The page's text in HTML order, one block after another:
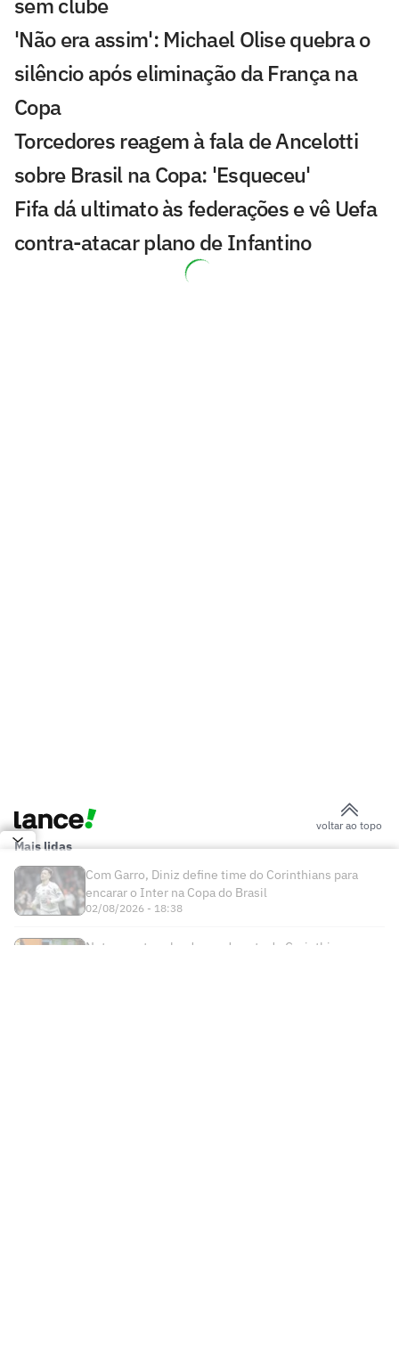
'Não era assim': Michael Olise quebra o
silêncio após eliminação da França na
Copa
Torcedores reagem à fala de Ancelotti
sobre Brasil na Copa: 'Esqueceu'
Fifa dá ultimato às federações e vê Uefa
contra-atacar plano de Infantino
Boicote ao plano da Fifa já reúne quase
contra-atacar plano de Infantino
Ancelotti encerra ciclo de Neymar na
Seleção Brasileira: 'Pensar no futuro'
Com o fim da Era Neymar, quem será o
novo camisa 10 da Seleção Brasileira?